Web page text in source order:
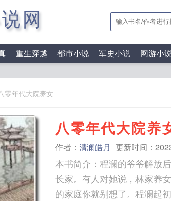
网
重生穿越 都市小说 军史小说 网游小
零年代大院养女
八零年代大院养
作者： 清澜皓月 更新时间：
本书简介：程澜的爷爷解放
长家。有人对她说，林家养
的家庭你就别想了。程澜起